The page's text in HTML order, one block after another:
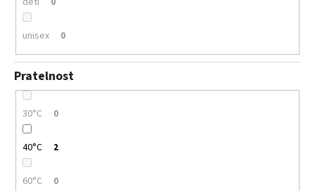
unisex 0
Pratelnost
30°C 0
40°C 2
60°C 0